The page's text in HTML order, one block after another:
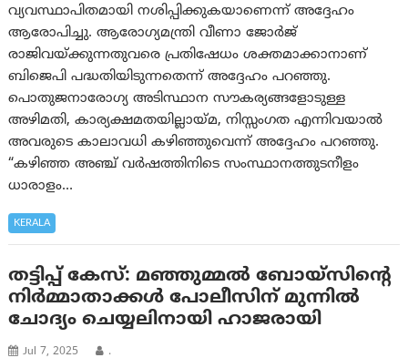
വ്യവസ്ഥാപിതമായി നശിപ്പിക്കുകയാണെന്ന് അദ്ദേഹം
ആരോപിച്ചു. ആരോഗ്യമന്ത്രി വീണാ ജോർജ്
രാജിവയ്ക്കുന്നതുവരെ പ്രതിഷേധം ശക്തമാക്കാനാണ്
ബിജെപി പദ്ധതിയിടുന്നതെന്ന് അദ്ദേഹം പറഞ്ഞു.
പൊതുജനാരോഗ്യ അടിസ്ഥാന സൗകര്യങ്ങളോടുള്ള
അഴിമതി, കാര്യക്ഷമതയില്ലായ്മ, നിസ്സംഗത എന്നിവയാൽ
അവരുടെ കാലാവധി കഴിഞ്ഞുവെന്ന് അദ്ദേഹം പറഞ്ഞു.
“കഴിഞ്ഞ അഞ്ച് വർഷത്തിനിടെ സംസ്ഥാനത്തുടനീളം
ധാരാളം…
KERALA
തട്ടിപ്പ് കേസ്: മഞ്ഞുമ്മൽ ബോയ്‌സിന്റെ
നിർമ്മാതാക്കൾ പോലീസിന് മുന്നിൽ
ചോദ്യം ചെയ്യലിനായി ഹാജരായി
Jul 7, 2025 .